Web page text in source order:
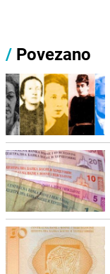
/ Povezano